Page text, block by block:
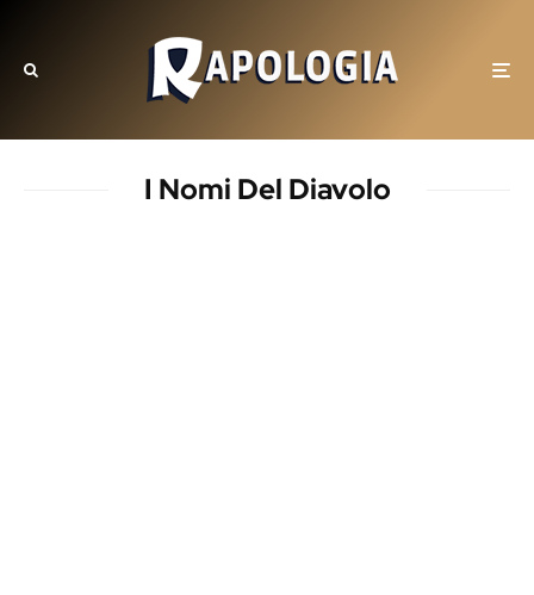
I Nomi Del Diavolo